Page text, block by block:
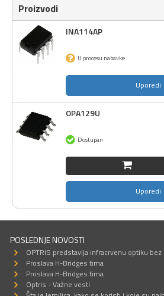
Proizvodi
INA114AP
U procesu nabavke
Uporedi
OPA129U
Dostupan
Uporedi
POSLEDNJE NOVOSTI
OPTRIS predstavlja infracrvenu optiku
Proslava H-Bridges tima
Proslava H-Bridges tima
Optris - Važne vesti